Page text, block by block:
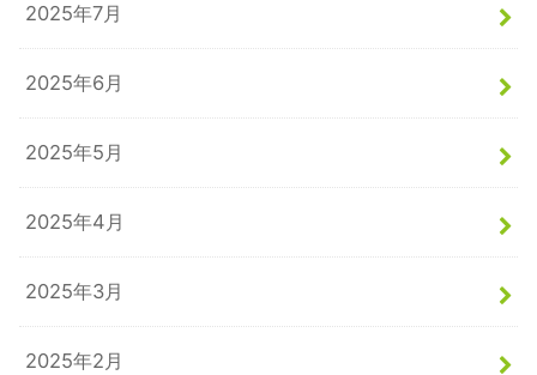
2025年7月
2025年6月
2025年5月
2025年4月
2025年3月
2025年2月